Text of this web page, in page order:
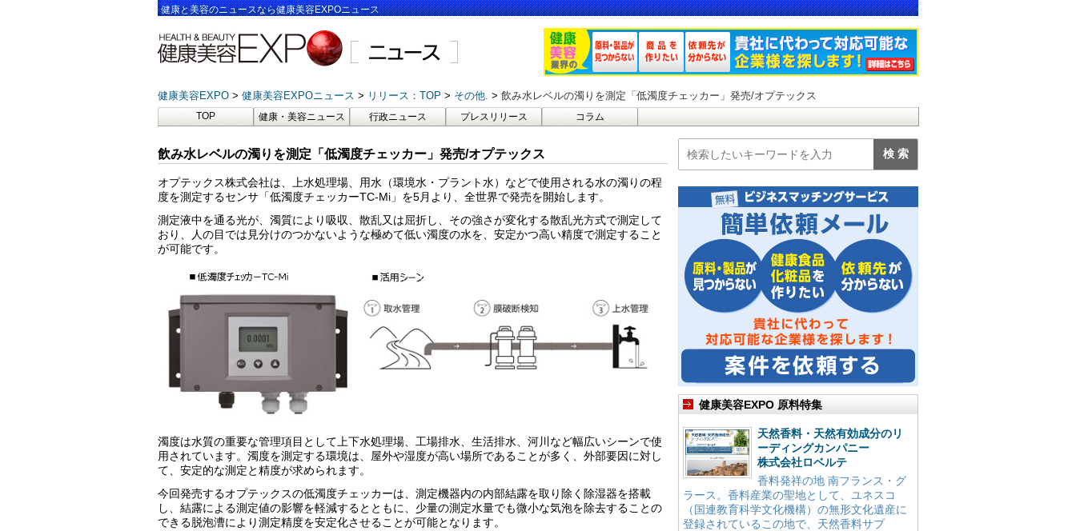
健康と美容のニュースなら健康美容EXPOニュース
健康美容EXPO 健康美容EXPOニュース リリース：TOP その他. 飲み水レベルの濁りを測定「低濁度チェッカー」発売/オプテックス
TOP 健康・美容ニュース 行政ニュース プレスリリース コラム
飲み水レベルの濁りを測定「低濁度チェッカー」発売/オプテックス
オプテックス株式会社は、上水処理場、用水（環境水・プラント水）などで使用される水の濁りの程
度を測定するセンサ「低濁度チェッカーTC-Mi」を5月より、全世界で発売を開始します。
測定液中を通る光が、濁質により吸収、散乱又は屈折し、その強さが変化する散乱光方式で測定して
おり、人の目では見分けのつかないような極めて低い濁度の水を、安定かつ高い精度で測定すること
が可能です。
濁度は水質の重要な管理項目として上下水処理場、工場排水、生活排水、河川など幅広いシーンで使
用されています。濁度を測定する環境は、屋外や湿度が高い場所であることが多く、外部要因に対し
て、安定的な測定と精度が求められます。
今回発売するオプテックスの低濁度チェッカーは、測定機器内の内部結露を取り除く除湿器を搭載
し、結露による測定値の影響を軽減するとともに、少量の測定水量でも微小な気泡を除去することの
できる脱泡漕により測定精度を安定化させることが可能となります。
健康美容EXPO 原料特集
天然香料・天然有効成分のリ
ーディングカンパニー
株式会社ロベルテ
香料発祥の地 南フランス・グ
ラース。香料産業の聖地として、ユネスコ
（国連教育科学文化機構）の無形文化遺産に
登録されているこの地で、天然香料サプ